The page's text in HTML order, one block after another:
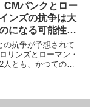
CMパンクとロー
ンズの抗争は大
になる可能性が
ル・ヘイマンの
目
の抗争が予想されて
リンズとローマン・
人とも、かつてのイ